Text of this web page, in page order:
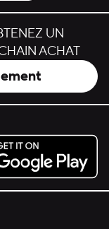
UN
ACHAT
Play.